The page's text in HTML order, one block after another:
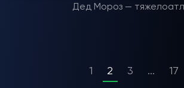
Дед Мороз —
1 2 3 ... 17